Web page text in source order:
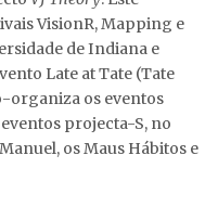
VisionR, Mapping e
de Indiana e
Late at Tate (Tate
organiza os eventos
projecta-S, no
os Maus Hábitos e